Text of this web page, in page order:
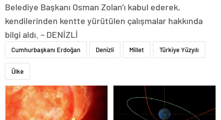
Belediye Başkanı Osman Zolan’ı kabul ederek,
kendilerinden kentte yürütülen çalışmalar hakkında
bilgi aldı. – DENİZLİ
Cumhurbaşkanı Erdoğan Denizli Millet Türkiye Yüzyılı
Ülke